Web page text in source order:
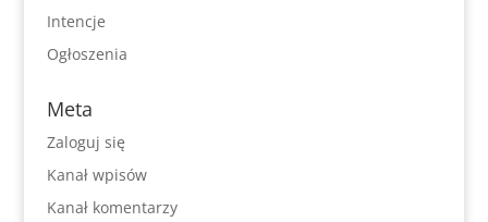
Intencje
Ogłoszenia
Meta
Zaloguj się
Kanał wpisów
Kanał komentarzy